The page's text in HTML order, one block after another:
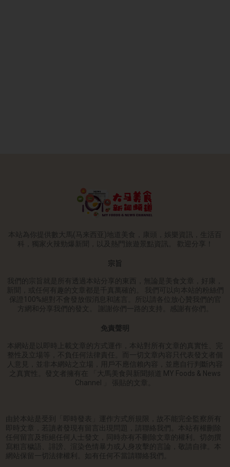
本站為你提供數大馬(马来西亚)地道美食，康頭，娛樂資訊，生活百
科，獨家火辣勁爆新聞，以及熱門旅遊景點資訊。 歡迎分享！
宗旨
我們的宗旨就是所有透過本站分享的東西，無論是美食文章，好康，
新聞，或任何有趣的文章都是千真萬確的。 我們可以向本站的粉絲們
保證100%絕對不會發放假消息和謠言。所以請各位放心贊我們的官
方網和分享我們的發文。 謝謝你們一路的支持。感謝有你們。
免責聲明
本網站是以即時上載文章的方式運作，本站對所有文章的真實性、完
整性及立場等，不負任何法律責任。而一切文章內容只代表發文者個
人意見，並非本網站之立場，用戶不應信賴內容，並應自行判斷內容
之真實性。發文者擁有在 「大馬美食與新聞頻道 MY Foods & News
Channel 」 張貼的文章。
由於本站是受到「即時發表」運作方式所規限，故不能完全監察所有
即時文章，若讀者發現有留言出現問題，請聯絡我們。本站有權刪除
任何留言及拒絕任何人士發文，同時亦有不刪除文章的權利。切勿撰
寫粗言穢語、誹謗、渲染色情暴力或人身攻擊的言論，敬請自律。本
網站保留一切法律權利。如有任何不當請聯絡我們。